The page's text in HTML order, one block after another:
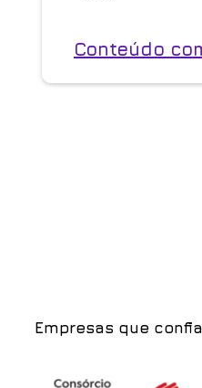
Conteúdo
Empresas que